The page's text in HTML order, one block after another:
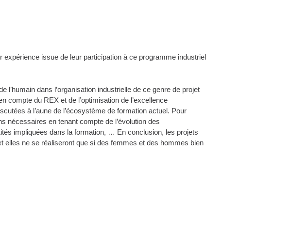
issue de leur participation à ce programme industriel
dans l’organisation industrielle de ce genre de projet
compte du REX et de l’optimisation de l’excellence
à l’aune de l’écosystème de formation actuel. Pour
nécessaires en tenant compte de l’évolution des
impliquées dans la formation, … En conclusion, les projets
ne se réaliseront que si des femmes et des hommes bien